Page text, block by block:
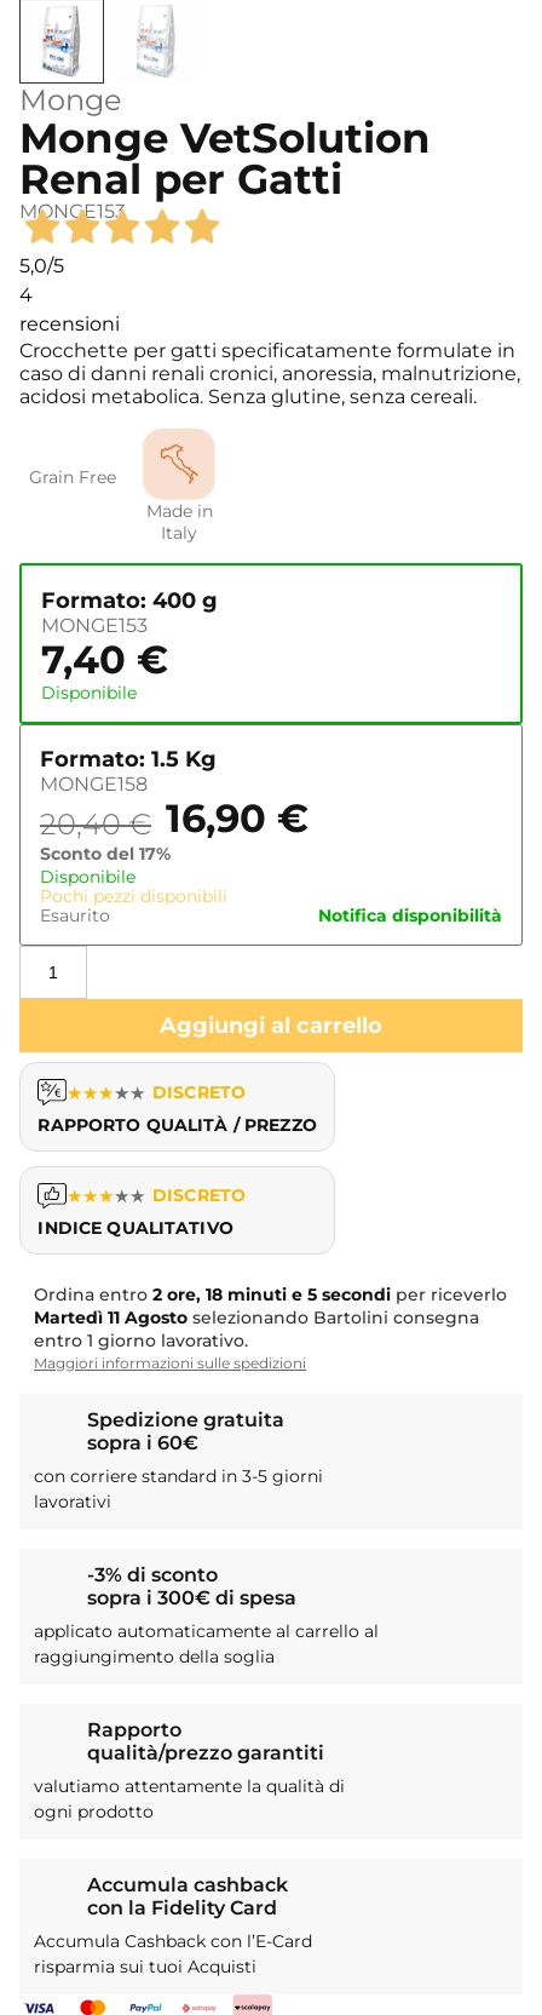
Monge
Monge VetSolution
Renal per Gatti
MONGE153
5,0/5
4
recensioni
Crocchette per gatti specificatamente formulate in
caso di danni renali cronici, anoressia, malnutrizione,
acidosi metabolica. Senza glutine, senza cereali.
Grain Free
Made in
Italy
Formato: 400 g
MONGE153
7,40 €
Disponibile
Formato: 1.5 Kg
MONGE158
20,40€ 16,90 €
Sconto del 17%
Disponibile
Pochi pezzi disponibili
Esaurito
Notifica disponibilità
Aggiungi al carrello
★★★★★ DISCRETO
RAPPORTO QUALITÀ / PREZZO
★★★★★ DISCRETO
INDICE QUALITATIVO
Ordina entro 2 ore, 18 minuti e 4 secondi per riceverlo
Martedì 11 Agosto selezionando Bartolini consegna
entro 1 giorno lavorativo.
Maggiori informazioni sulle spedizioni
Spedizione gratuita
sopra i 60€
con corriere standard in 3-5 giorni
lavorativi
-3% di sconto
sopra i 300€ di spesa
applicato automaticamente al carrello al
raggiungimento della soglia
Rapporto
qualità/prezzo garantiti
valutiamo attentamente la qualità di
ogni prodotto
Accumula cashback
con la Fidelity Card
Accumula Cashback con l’E-Card
risparmia sui tuoi Acquisti